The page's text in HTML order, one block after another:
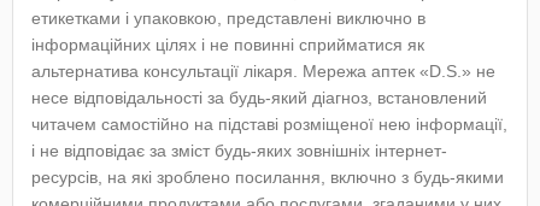
етикетками і упаковкою, представлені виключно в
інформаційних цілях і не повинні сприйматися як
альтернатива консультації лікаря. Мережа аптек «D.S.» не
несе відповідальності за будь-який діагноз, встановлений
читачем самостійно на підставі розміщеної нею інформації,
і не відповідає за зміст будь-яких зовнішніх інтернет-
ресурсів, на які зроблено посилання, включно з будь-якими